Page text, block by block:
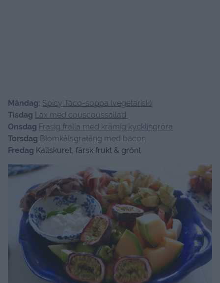
Måndag: Spicy Taco-soppa (vegetarisk)
Tisdag Lax med couscoussallad
Onsdag Frasig fralla med krämig kycklingröra
Torsdag Blomkålsgratäng med bacon
Fredag Kallskuret, färsk frukt & grönt